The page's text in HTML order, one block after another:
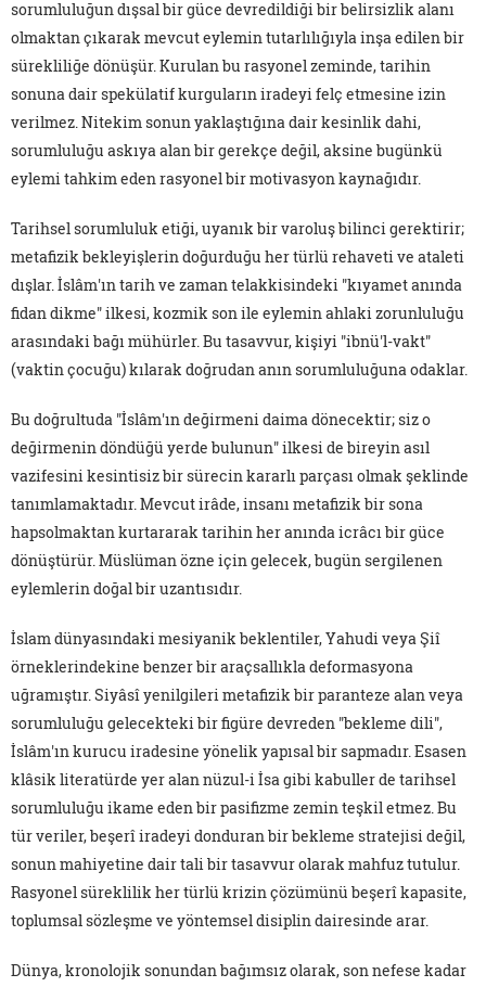
sorumluluğun dışsal bir güce devredildiği bir belirsizlik alanı
olmaktan çıkarak mevcut eylemin tutarlılığıyla inşa edilen bir
sürekliliğe dönüşür. Kurulan bu rasyonel zeminde, tarihin
sonuna dair spekülatif kurguların iradeyi felç etmesine izin
verilmez. Nitekim sonun yaklaştığına dair kesinlik dahi,
sorumluluğu askıya alan bir gerekçe değil, aksine bugünkü
eylemi tahkim eden rasyonel bir motivasyon kaynağıdır.
Tarihsel sorumluluk etiği, uyanık bir varoluş bilinci gerektirir;
metafizik bekleyişlerin doğurduğu her türlü rehaveti ve ataleti
dışlar. İslâm'ın tarih ve zaman telakkisindeki "kıyamet anında
fidan dikme" ilkesi, kozmik son ile eylemin ahlaki zorunluluğu
arasındaki bağı mühürler. Bu tasavvur, kişiyi "ibnü'l-vakt"
(vaktin çocuğu) kılarak doğrudan anın sorumluluğuna odaklar.
Bu doğrultuda "İslâm'ın değirmeni daima dönecektir; siz o
değirmenin döndüğü yerde bulunun" ilkesi de bireyin asıl
vazifesini kesintisiz bir sürecin kararlı parçası olmak şeklinde
tanımlamaktadır. Mevcut irâde, insanı metafizik bir sona
hapsolmaktan kurtararak tarihin her anında icrâcı bir güce
dönüştürür. Müslüman özne için gelecek, bugün sergilenen
eylemlerin doğal bir uzantısıdır.
İslam dünyasındaki mesiyanik beklentiler, Yahudi veya Şiî
örneklerindekine benzer bir araçsallıkla deformasyona
uğramıştır. Siyâsî yenilgileri metafizik bir paranteze alan veya
sorumluluğu gelecekteki bir figüre devreden "bekleme dili",
İslâm'ın kurucu iradesine yönelik yapısal bir sapmadır. Esasen
klâsik literatürde yer alan nüzul-i İsa gibi kabuller de tarihsel
sorumluluğu ikame eden bir pasifizme zemin teşkil etmez. Bu
tür veriler, beşerî iradeyi donduran bir bekleme stratejisi değil,
sonun mahiyetine dair tali bir tasavvur olarak mahfuz tutulur.
Rasyonel süreklilik her türlü krizin çözümünü beşerî kapasite,
toplumsal sözleşme ve yöntemsel disiplin dairesinde arar.
Dünya, kronolojik sonundan bağımsız olarak, son nefese kadar